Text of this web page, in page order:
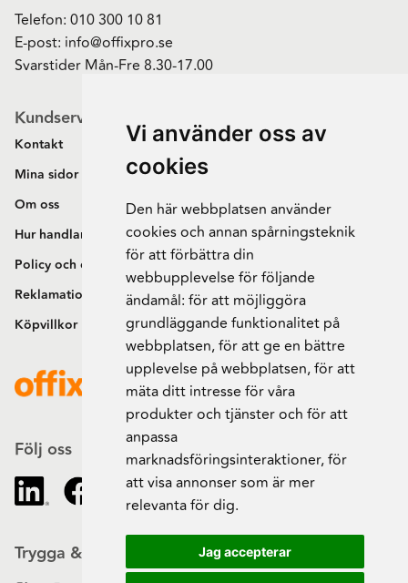
Vi använder oss av
cookies
Den här webbplatsen använder
cookies och annan spårningsteknik
för att förbättra din
webbupplevelse för följande
ändamål: för att möjliggöra
grundläggande funktionalitet på
webbplatsen,för att ge en bättre
upplevelse på webbplatsen,för att
mäta ditt intresse för våra
produkter och tjänster och för att
anpassa
marknadsföringsinteraktioner,för
att visa annonser som är mer
relevanta för dig.
Jag accepterar
Telefon: 010 300 10 81
E-post: info@offixpro.se
Svarstider Mån-Fre 8.30-17.00
Kundservice
Kontakt
Mina sidor
Om oss
Hur handlar jag?
Policy och cookies
Reklamation och retur
Köpvillkor
Följ oss
Trygga & säkra beställningar